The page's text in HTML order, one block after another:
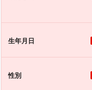
生年月日
性別